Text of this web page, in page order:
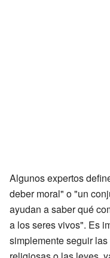
Algunos expertos
deber moral" o "un
ayudan a saber qué
a los seres vivos". Es
simplemente seguir